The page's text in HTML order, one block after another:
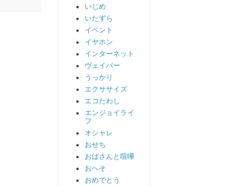
いじめ
いたずら
イベント
イヤホン
インターネット
ヴェイパー
うっかり
エクササイズ
エコたわし
エンジョイライ
フ
オシャレ
おせち
おばさんと喧嘩
おへそ
おめでとう